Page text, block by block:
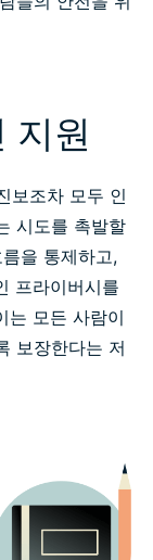
지원
보조차 모두 인
시도를 촉발할
을 통제하고,
프라이버시를
는 모든 사람이
보장한다는 저